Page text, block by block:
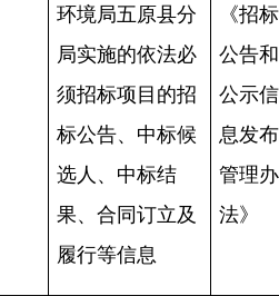
环境局五原县分
局实施的依法必
须招标项目的招
标公告、中标候
选人、中标结
果、合同订立及
履行等信息
《招标
公告和
公示信
息发布
管理办
法》